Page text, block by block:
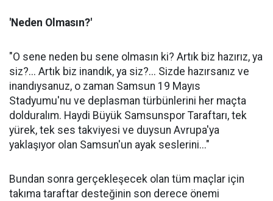
'Neden Olmasın?'
"O sene neden bu sene olmasın ki? Artık biz hazırız, ya
siz?... Artık biz inandık, ya siz?... Sizde hazırsanız ve
inandıysanuz, o zaman Samsun 19 Mayıs
Stadyumu'nu ve deplasman türbünlerini her maçta
dolduralım. Haydi Büyük Samsunspor Taraftarı, tek
yürek, tek ses takviyesi ve duysun Avrupa'ya
yaklaşıyor olan Samsun'un ayak seslerini..."
Bundan sonra gerçekleşecek olan tüm maçlar için
takıma taraftar desteğinin son derece önemi